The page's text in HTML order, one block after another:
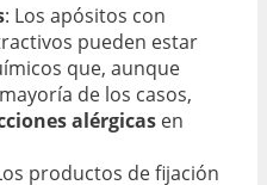
: Los apósitos con
pueden estar
que, aunque
de los casos,
alérgicas en
productos de fijación